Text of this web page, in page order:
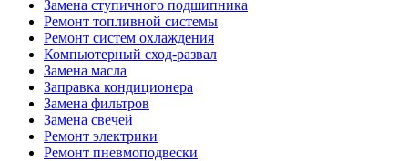
Замена ступичного подшипника
Ремонт топливной системы
Ремонт систем охлаждения
Компьютерный сход-развал
Замена масла
Заправка кондиционера
Замена фильтров
Замена свечей
Ремонт электрики
Ремонт пневмоподвески